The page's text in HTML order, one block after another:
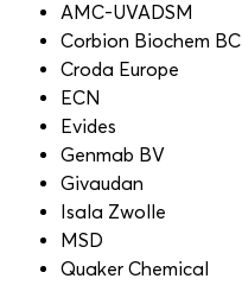
AMC-UVADSM
Corbion Biochem BC
Croda Europe
ECN
Evides
Genmab BV
Givaudan
Isala Zwolle
MSD
Quaker Chemical